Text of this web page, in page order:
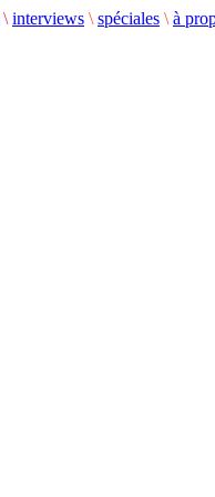
\ interviews \ spéciales \ à